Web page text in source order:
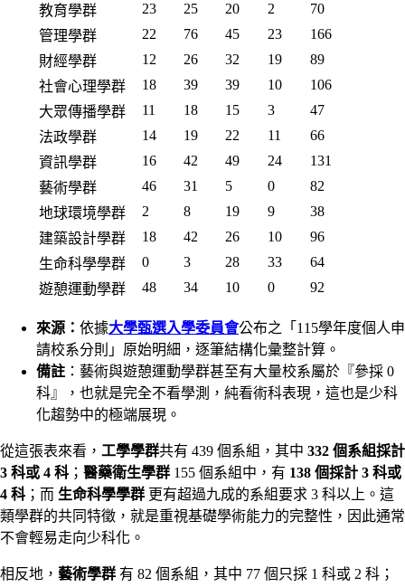
教育學群
23 25 20 2
70
管理學群
22 76 45 23
166
財經學群
12 26 32 19
89
社會心理學群
18 39 39 10
106
大眾傳播學群
11 18 15 3
47
法政學群
14 19 22 11
66
資訊學群
16 42 49 24
131
藝術學群
46 31 5 0
82
地球環境學群
2 8 19 9
38
建築設計學群
18 42 26 10
96
生命科學學群
0 3 28 33
64
遊憩運動學群
48 34 10 0 92
來源： 依據大學甄選入學委員會公布之「115學年度個人申
請校系分則」原始明細，逐筆結構化彙整計算。
備註 ：藝術與遊憩運動學群甚至有大量校系屬於『參採 0
科』，也就是完全不看學測，純看術科表現，這也是少科
化趨勢中的極端展現。
從這張表來看， 工學學群共有 439 個系組，其中 332 個系組採計
3 科或 4 科 ； 醫藥衛生學群 155 個系組中，有 138 個採計 3 科或
4 科 ；而 生命科學學群 更有超過九成的系組要求 3 科以上。這
類學群的共同特徵，就是重視基礎學術能力的完整性，因此通常
不會輕易走向少科化。
相反地， 藝術學群 有 82 個系組，其中 77 個只採 1 科或 2 科；